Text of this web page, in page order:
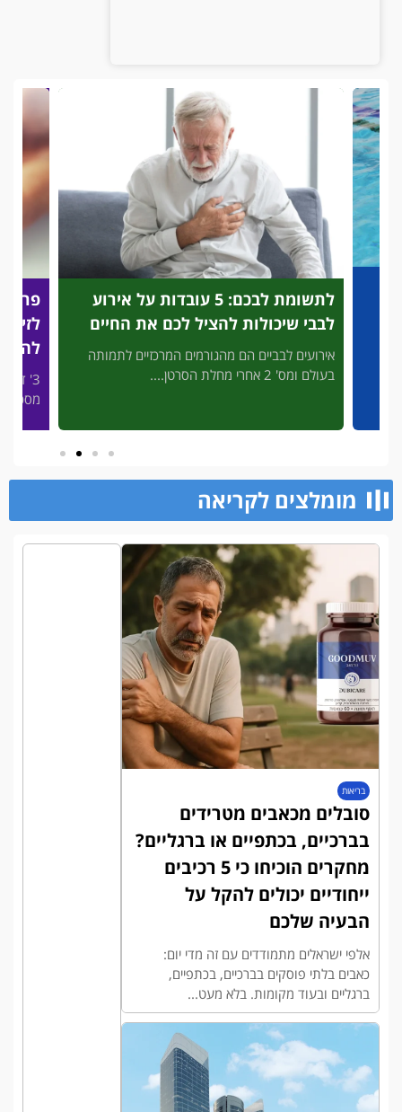
לתשומת לבכם: 5 עובדות על אירוע
לבבי שיכולות להציל לכם את החיים
אירועים לבביים הם מהגורמים המרכזיים לתמותה
בעולם ומס' 2 אחרי מחלת הסרטן....
3' דק
מסכן
מומלצים לקריאה​
בריאות
סובלים מכאבים מטרידים
בברכיים, בכתפיים או ברגליים?
מחקרים הוכיחו כי 5 רכיבים
ייחודיים יכולים להקל על
הבעיה שלכם
אלפי ישראלים מתמודדים עם זה מדי יום:
כאבים בלתי פוסקים בברכיים, בכתפיים,
ברגליים ובעוד מקומות. בלא מעט...